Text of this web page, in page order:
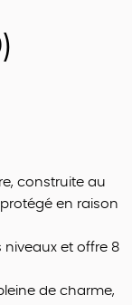
construite au
en raison
niveaux et offre 8
de charme,